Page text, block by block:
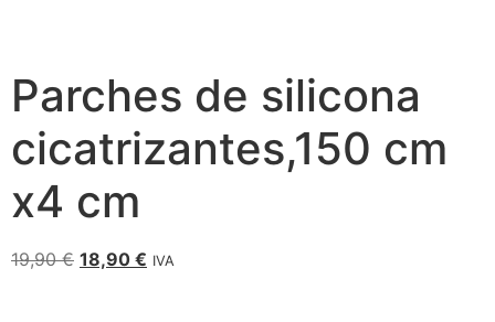
Parches de silicona
cicatrizantes,150 cm
x4 cm
19,90€ 18,90 € IVA